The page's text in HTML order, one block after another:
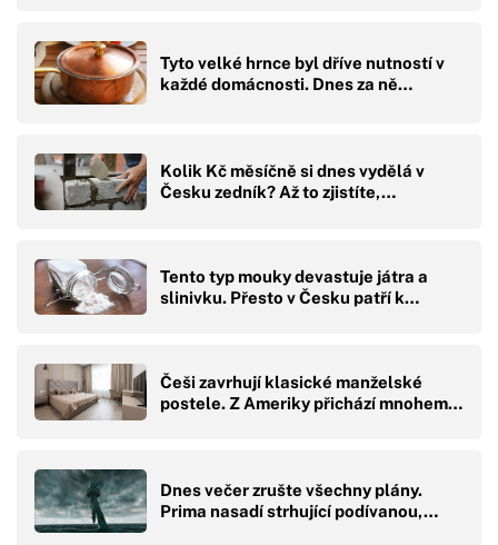
Tyto velké hrnce byl dříve nutností v
každé domácnosti. Dnes za ně…
Kolik Kč měsíčně si dnes vydělá v
Česku zedník? Až to zjistíte,…
Tento typ mouky devastuje játra a
slinivku. Přesto v Česku patří k…
Češi zavrhují klasické manželské
postele. Z Ameriky přichází mnohem…
Dnes večer zrušte všechny plány.
Prima nasadí strhující podívanou,…